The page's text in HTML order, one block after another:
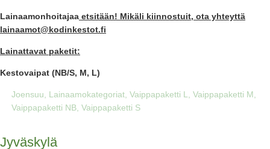
Lainaamonhoitajaa etsitään! Mikäli kiinnostuit, ota yhteyttä
lainaamot@kodinkestot.fi
Lainattavat paketit:
Kestovaipat (NB/S, M, L)
Joensuu Lainaamokategoriat Vaippapaketti L Vaippapaketti M
Vaippapaketti NB Vaippapaketti S
Jyväskylä